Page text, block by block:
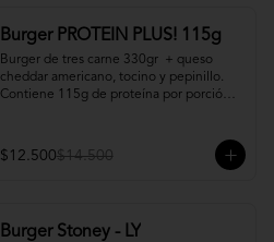
Burger PROTEIN PLUS! 115g
Burger de tres carne 330gr  + queso
cheddar americano, tocino y pepinillo.
Contiene 115g de proteína por porción.
$12.500$14.500
Burger Stoney - LY